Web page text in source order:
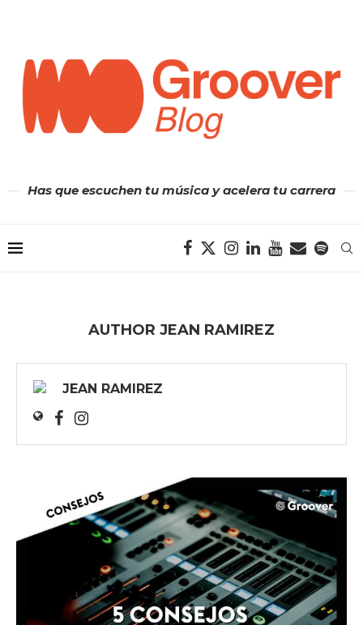
Has que escuchen tu música y acelera tu carrera
AUTHOR JEAN RAMIREZ
JEAN RAMIREZ